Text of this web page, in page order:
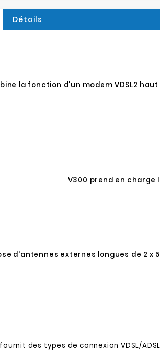
Détails
la fonction d'un modem VDSL2
V300 prend en charge
d'antennes externes longues de 2
fournit des types de connexion VDSL/